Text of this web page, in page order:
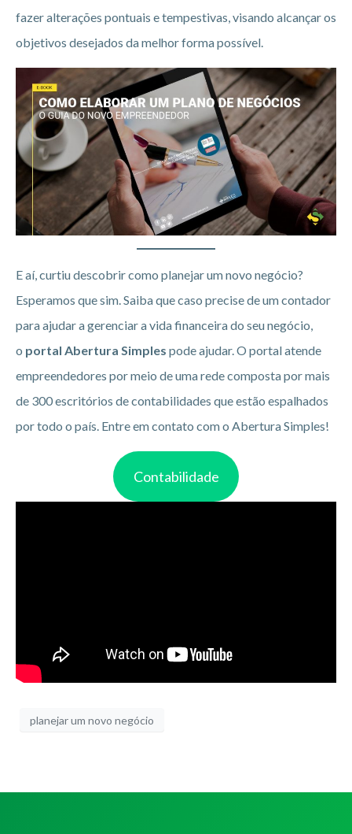
fazer alterações pontuais e tempestivas, visando alcançar os
objetivos desejados da melhor forma possível.
E aí, curtiu descobrir como planejar um novo negócio?
Esperamos que sim. Saiba que caso precise de um contador
para ajudar a gerenciar a vida financeira do seu negócio,
o portal Abertura Simples pode ajudar. O portal atende
empreendedores por meio de uma rede composta por mais
de 300 escritórios de contabilidades que estão espalhados
por todo o país. Entre em contato com o Abertura Simples!
Contabilidade
planejar um novo negócio